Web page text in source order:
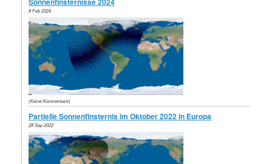
8 Feb 2024
(Keine Kommentare)
Partielle Sonnenfinsternis im Oktober 2022 in Europa
28 Sep 2022